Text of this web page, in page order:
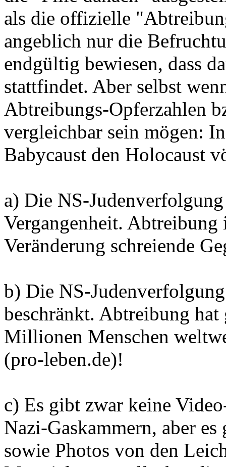
als die offizielle
angeblich nur die
endgültig bewiesen, dass
stattfindet. Aber selbst
Abtreibungs-Opferzahlen
vergleichbar sein mögen:
Babycaust den Holocaust
a) Die NS-
Vergangenheit. Abtreibung
Veränderung schreiende
b) Die NS-
beschränkt. Abtreibung
Millionen Menschen
(pro-leben.de)!
c) Es gibt zwar keine
Nazi-Gaskammern, aber
sowie Photos von den